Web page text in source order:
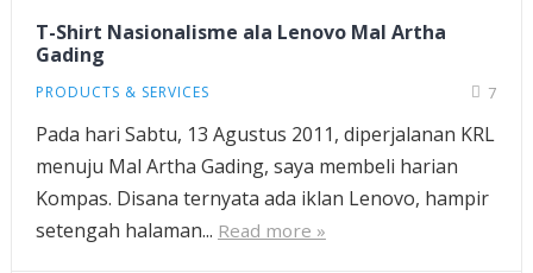
T-Shirt Nasionalisme ala Lenovo Mal Artha
Gading
PRODUCTS & SERVICES 7
Pada hari Sabtu, 13 Agustus 2011, diperjalanan KRL
menuju Mal Artha Gading, saya membeli harian
Kompas. Disana ternyata ada iklan Lenovo, hampir
setengah halaman... Read more »